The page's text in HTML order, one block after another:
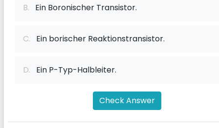
B. Ein Boronischer Transistor.
C. Ein borischer Reaktionstransistor.
D. Ein P-Typ-Halbleiter.
Check Answer